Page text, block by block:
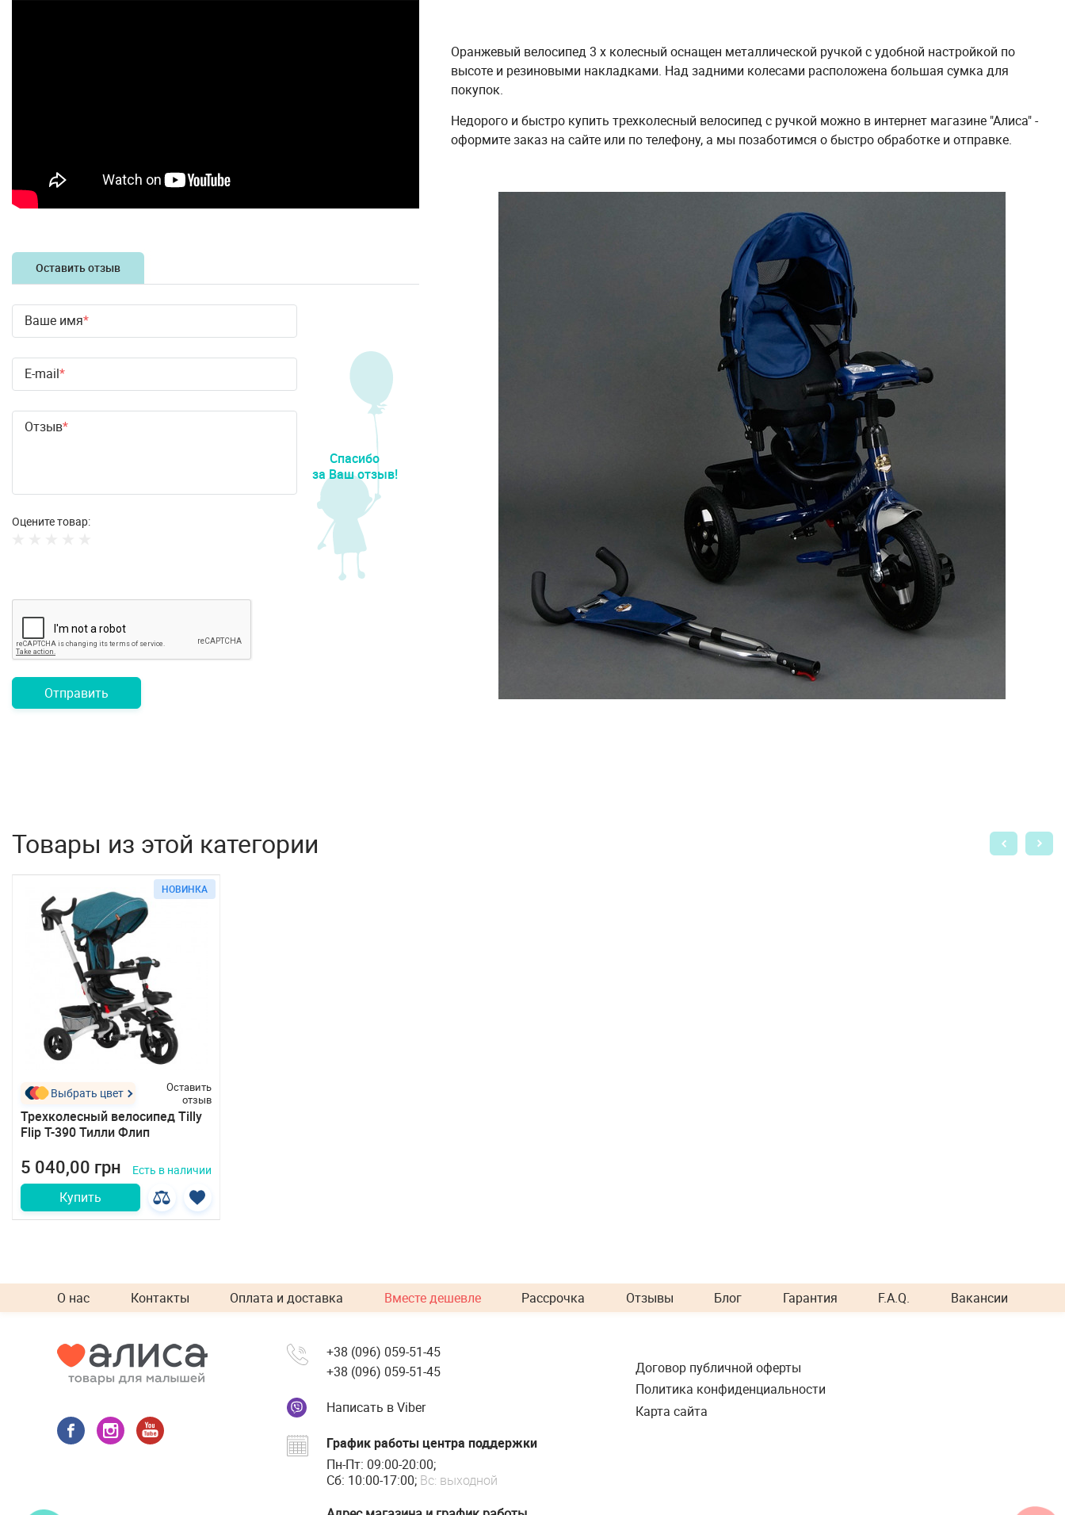
Оставить отзыв
Ваше имя
E-mail
Отзыв
Оцените товар:
Отправить
Спасибо
за Ваш отзыв!
Оранжевый велосипед 3 х колесный оснащен металлической ручкой с удобной настройкой по
высоте и резиновыми накладками. Над задними колесами расположена большая сумка для
покупок.
Недорого и быстро купить трехколесный велосипед с ручкой можно в интернет магазине "Алиса" -
оформите заказ на сайте или по телефону, а мы позаботимся о быстро обработке и отправке.
Товары из этой категории
НОВИНКА
Выбрать цвет
Оставить
отзыв
Трехколесный велосипед Tilly
Flip T-390 Тилли Флип
5 040,00 грн Есть в наличии
Купить
О нас Контакты Оплата и доставка Вместе дешевле Рассрочка Отзывы Блог Гарантия F.A.Q. Вакансии
+38 (096) 059-51-45
+38 (096) 059-51-45
Написать в Viber
График работы центра поддержки
Пн-Пт: 09:00-20:00;
Сб: 10:00-17:00; Вс: выходной
Договор публичной оферты
Политика конфиденциальности
Карта сайта